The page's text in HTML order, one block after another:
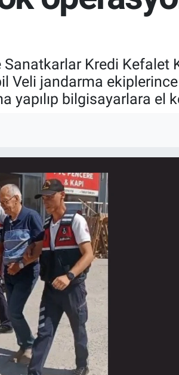
Kredi Kefalet
Veli jandarma
yapılıp bilgisayarlara el